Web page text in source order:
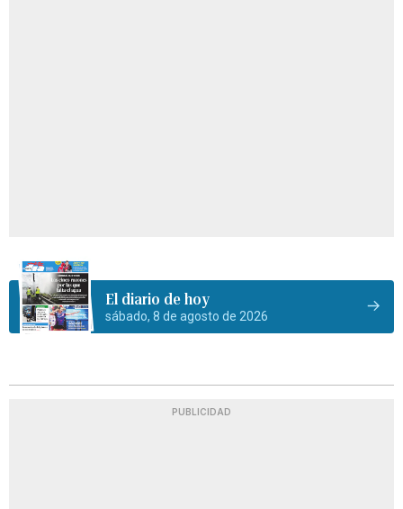
El diario de hoy
sábado, 8 de agosto de 2026
PUBLICIDAD